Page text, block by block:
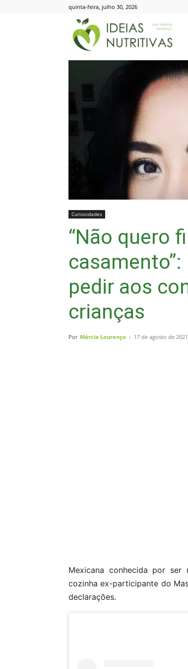
quinta-feira, julho 30, 2026
Curiosidades
“Não quero
pedir aos
crianças
Por Márcia Lourenço - 17 de agosto de 2021
Mexicana conhecida por ser
cozinha ex-participante do
declarações.